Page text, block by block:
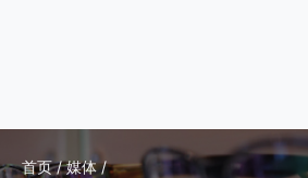
首页 / 媒体 /